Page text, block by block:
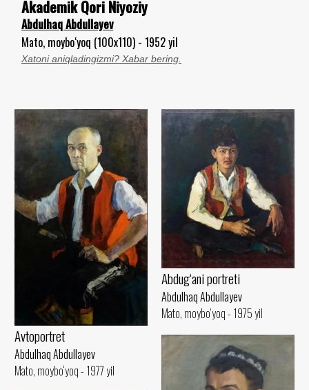
Akademik Qori Niyoziy
Abdulhaq Abdullayev
Mato, moybo‘yoq (100x110) - 1952 yil
Xatoni aniqladingizmi? Xabar bering.
Avtoportret
Abdulhaq Abdullayev
Mato, moybo‘yoq - 1977 yil
Abdug‘ani portreti
Abdulhaq Abdullayev
Mato, moybo‘yoq - 1975 yil